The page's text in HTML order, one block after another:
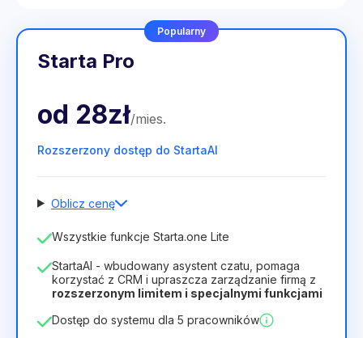
Popularny
Starta Pro
od 28zł/mies.
Rozszerzony dostęp do StartaAI
Oblicz cenę
Liczba pracowników
Czas trwania licencji
12 Months(zniżka -25%) Opłacalny
40zł28zł miesiąc
Wszystkie funkcje Starta.one Lite
StartaAI - wbudowany asystent czatu, pomaga
korzystać z CRM i upraszcza zarządzanie firmą z
rozszerzonym limitem i specjalnymi funkcjami
Dostęp do systemu dla 5 pracowników